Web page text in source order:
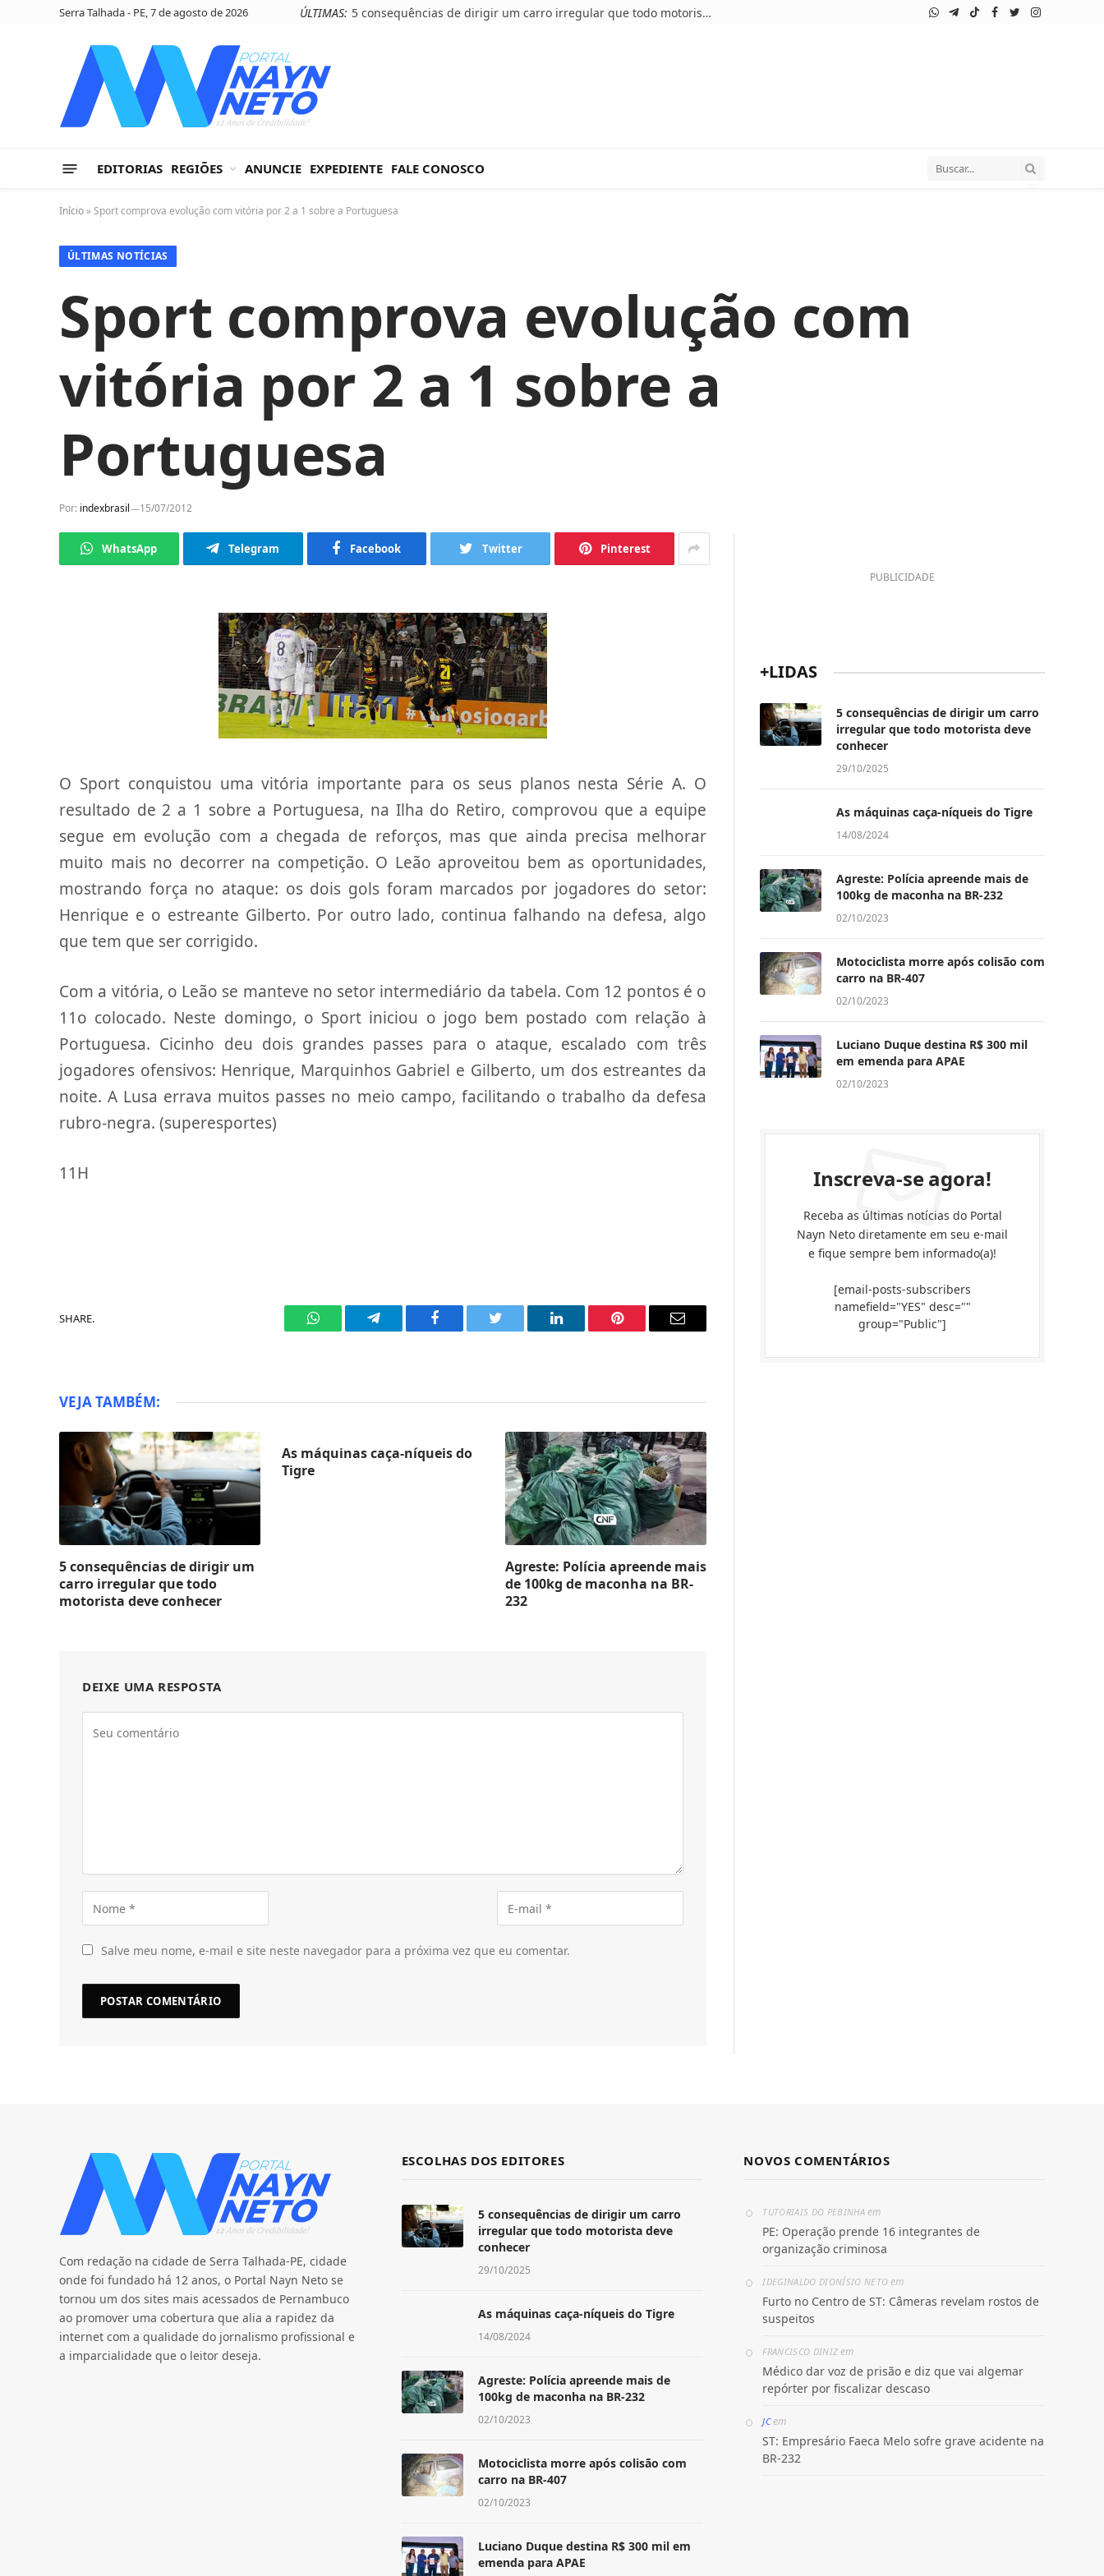
Serra Talhada - PE, 7 de agosto de 2026 ÚLTIMAS: 5 consequências de dirigir um carro irregular que todo motorista deve conhecer WhatsApp
Telegram
TikTokFacebook
TwitterInstagram
EDITORIAS REGIÕES ANUNCIE EXPEDIENTE FALE CONOSCO
Início »Sport comprova evolução com vitória por 2 a 1 sobre a Portuguesa
ÚLTIMAS NOTÍCIAS
Sport comprova evolução com
vitória por 2 a 1 sobre a
Portuguesa
Por: indexbrasil 15/07/2012
WhatsApp Telegram Facebook Twitter Pinterest
O Sport conquistou uma vitória importante para os seus planos nesta Série A. O
resultado de 2 a 1 sobre a Portuguesa, na Ilha do Retiro, comprovou que a equipe
segue em evolução com a chegada de reforços, mas que ainda precisa melhorar
muito mais no decorrer na competição. O Leão aproveitou bem as oportunidades,
mostrando força no ataque: os dois gols foram marcados por jogadores do setor:
Henrique e o estreante Gilberto. Por outro lado, continua falhando na defesa, algo
que tem que ser corrigido.
Com a vitória, o Leão se manteve no setor intermediário da tabela. Com 12 pontos é o
11o colocado. Neste domingo, o Sport iniciou o jogo bem postado com relação à
Portuguesa. Cicinho deu dois grandes passes para o ataque, escalado com três
jogadores ofensivos: Henrique, Marquinhos Gabriel e Gilberto, um dos estreantes da
noite. A Lusa errava muitos passes no meio campo, facilitando o trabalho da defesa
rubro-negra. (superesportes)
11H
SHARE.
WhatsAppTelegram Facebook Twitter LinkedIn Pinterest Email
VEJA TAMBÉM:
5 consequências de dirigir um
carro irregular que todo
motorista deve conhecer
As máquinas caça-níqueis do
Tigre
Agreste: Polícia apreende mais
de 100kg de maconha na BR-
232
DEIXE UMA RESPOSTA
Salve meu nome, e-mail e site neste navegador para a próxima vez que eu comentar.
PUBLICIDADE
+LIDAS
5 consequências de dirigir um carro
irregular que todo motorista deve
conhecer
29/10/2025
As máquinas caça-níqueis do Tigre
14/08/2024
Agreste: Polícia apreende mais de
100kg de maconha na BR-232
02/10/2023
Motociclista morre após colisão com
carro na BR-407
02/10/2023
Luciano Duque destina R$ 300 mil
em emenda para APAE
02/10/2023
Inscreva-se agora!
Receba as últimas notícias do Portal
Nayn Neto diretamente em seu e-mail
e fique sempre bem informado(a)!
[email-posts-subscribers
namefield="YES" desc=""
group="Public"]
Com redação na cidade de Serra Talhada-PE, cidade
onde foi fundado há 12 anos, o Portal Nayn Neto se
tornou um dos sites mais acessados de Pernambuco
ao promover uma cobertura que alia a rapidez da
internet com a qualidade do jornalismo profissional e
a imparcialidade que o leitor deseja.
ESCOLHAS DOS EDITORES
5 consequências de dirigir um carro
irregular que todo motorista deve
conhecer
29/10/2025
As máquinas caça-níqueis do Tigre
14/08/2024
Agreste: Polícia apreende mais de
100kg de maconha na BR-232
02/10/2023
Motociclista morre após colisão com
carro na BR-407
02/10/2023
Luciano Duque destina R$ 300 mil em
emenda para APAE
NOVOS COMENTÁRIOS
TUTORIAIS DO PEBINHAem
PE: Operação prende 16 integrantes de
organização criminosa
IDEGINALDO DIONÍSIO NETO em
Furto no Centro de ST: Câmeras revelam rostos de
suspeitos
FRANCISCO DINIZ em
Médico dar voz de prisão e diz que vai algemar
repórter por fiscalizar descaso
JCem
ST: Empresário Faeca Melo sofre grave acidente na
BR-232